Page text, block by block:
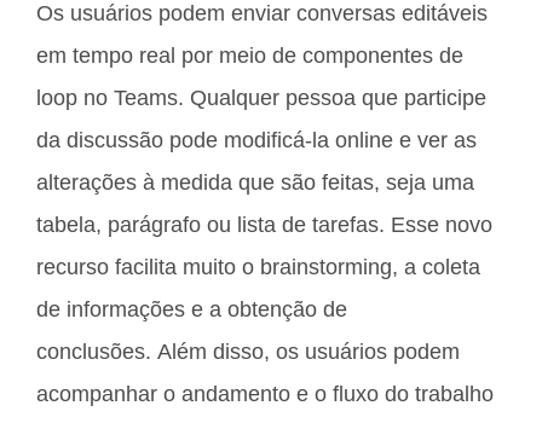
Os usuários podem enviar conversas editáveis ​​
em tempo real por meio de componentes de
loop no Teams. Qualquer pessoa que participe
da discussão pode modificá-la online e ver as
alterações à medida que são feitas, seja uma
tabela, parágrafo ou lista de tarefas. Esse novo
recurso facilita muito o brainstorming, a coleta
de informações e a obtenção de
conclusões. Além disso, os usuários podem
acompanhar o andamento e o fluxo do trabalho